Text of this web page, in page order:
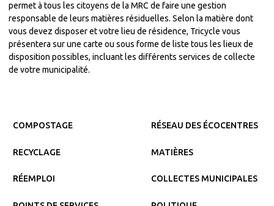
permet à tous les citoyens de la MRC de faire une gestion
responsable de leurs matières résiduelles. Selon la matière dont
vous devez disposer et votre lieu de résidence, Tricycle vous
présentera sur une carte ou sous forme de liste tous les lieux de
disposition possibles, incluant les différents services de collecte
de votre municipalité.
COMPOSTAGE
RECYCLAGE
RÉEMPLOI
RÉSEAU DES ÉCOCENTRES
MATIÈRES
COLLECTES MUNICIPALES